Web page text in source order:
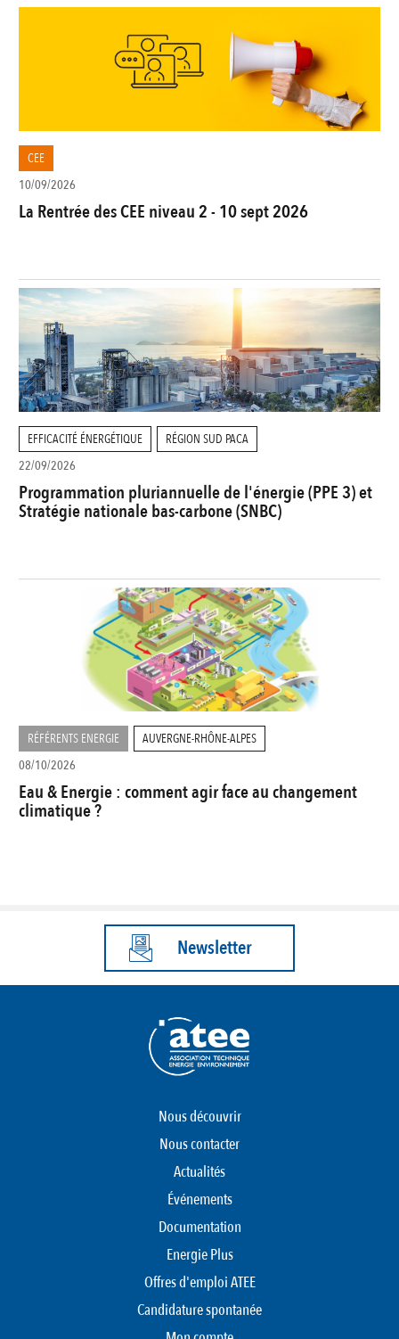
CEE
10/09/2026
La Rentrée des CEE niveau 2 - 10 sept 2026
EFFICACITÉ ÉNERGÉTIQUE
RÉGION SUD PACA
22/09/2026
Programmation pluriannuelle de l'énergie (PPE 3) et
Stratégie nationale bas-carbone (SNBC)
RÉFÉRENTS ENERGIE
AUVERGNE-RHÔNE-ALPES
08/10/2026
Eau & Energie : comment agir face au changement
climatique ?
Newsletter
Nous découvrir
Nous contacter
Actualités
Événements
Documentation
Energie Plus
Offres d'emploi ATEE
Candidature spontanée